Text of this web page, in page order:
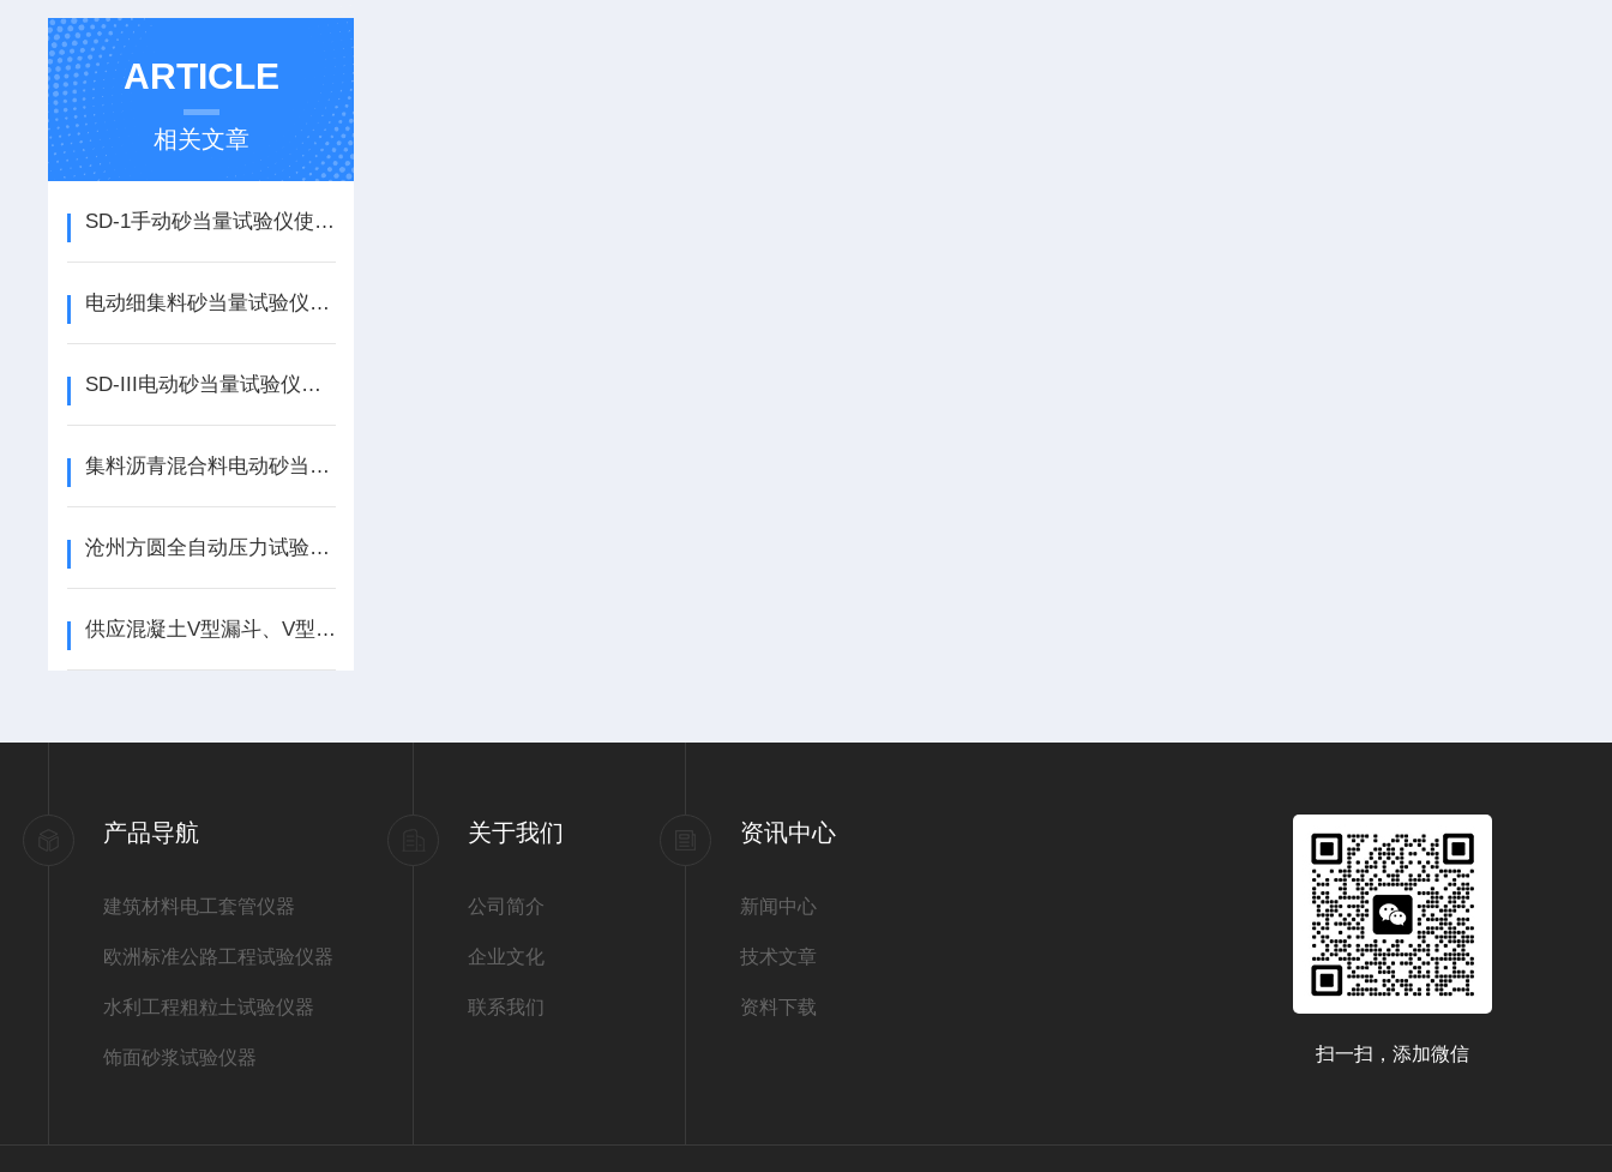
ARTICLE
相关文章
SD-1手动砂当量试验仪使用说明
电动细集料砂当量试验仪的应用话题
SD-III电动砂当量试验仪试验步骤
集料沥青混合料电动砂当量试验仪，手动砂当量
沧州方圆全自动压力试验机、 全自动压力试验机
供应混凝土V型漏斗、V型漏斗试验装置
产品导航
建筑材料电工套管仪器
欧洲标准公路工程试验仪器
水利工程粗粒土试验仪器
饰面砂浆试验仪器
关于我们
公司简介
企业文化
联系我们
资讯中心
新闻中心
技术文章
资料下载
扫一扫，添加微信